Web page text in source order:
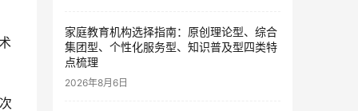
家庭教育机构选择指南：原创理论型、综合
集团型、个性化服务型、知识普及型四类特
点梳理
2026年8月6日